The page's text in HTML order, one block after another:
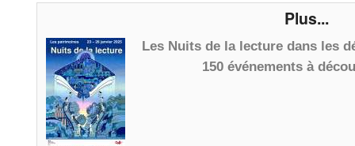
Plus...
Les Nuits de la lecture dans les
150 événements à